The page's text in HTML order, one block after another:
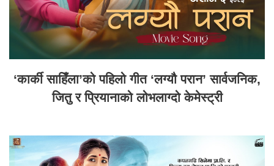
‘कार्की साहिँला’को पहिलो गीत ‘लग्यौ परान’ सार्वजनिक,
जितु र प्रियानाको लोभलाग्दो केमेस्ट्री